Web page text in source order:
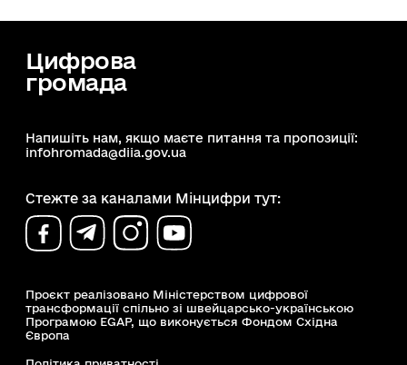
Цифрова
громада
Напишіть нам, якщо маєте питання та пропозиції:
infohromada@diia.gov.ua
Стежте за каналами Мінцифри тут:
Проєкт реалізовано Міністерством цифрової
трансформації спільно зі швейцарсько-українською
Програмою EGAP, що виконується Фондом Східна
Європа